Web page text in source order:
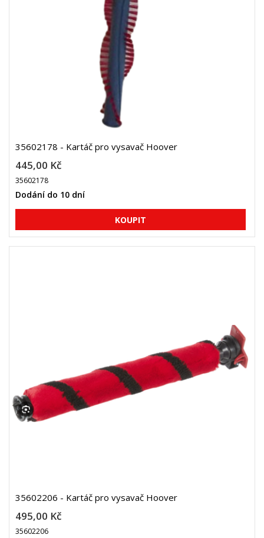
35602178 - Kartáč pro vysavač Hoover
445,00 Kč
35602178
Dodání do 10 dní
35602206 - Kartáč pro vysavač Hoover
495,00 Kč
35602206